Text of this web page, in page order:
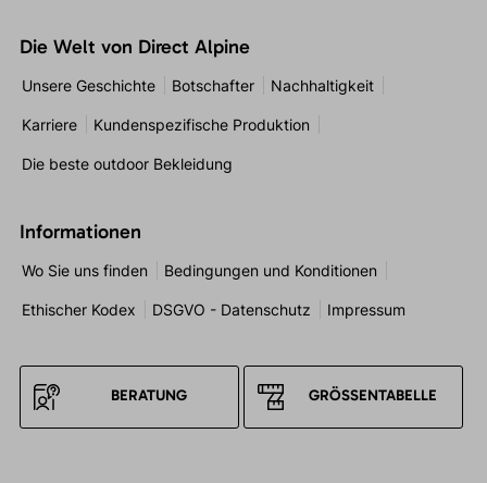
Die Welt von Direct Alpine
Unsere Geschichte Botschafter Nachhaltigkeit
Karriere Kundenspezifische Produktion
Die beste outdoor Bekleidung
Informationen
Wo Sie uns finden Bedingungen und Konditionen
Ethischer Kodex DSGVO - Datenschutz Impressum
BERATUNG GRÖSSENTABELLE